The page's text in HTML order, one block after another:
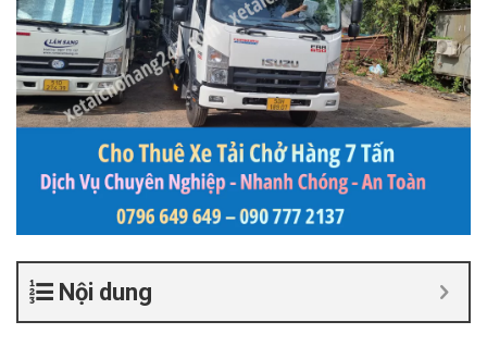
Nội dung